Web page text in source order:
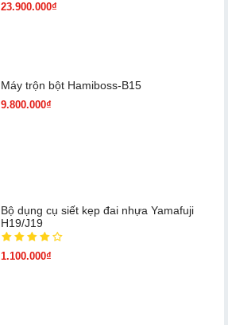
23.900.000₫
Máy trộn bột Hamiboss-B15
9.800.000₫
Bộ dụng cụ siết kẹp đai nhựa Yamafuji
H19/J19
1.100.000₫